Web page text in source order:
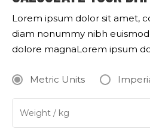
Lorem ipsum dolor sit amet,
diam nonummy nibh
dolore magnaLorem ipsum
Metric Units